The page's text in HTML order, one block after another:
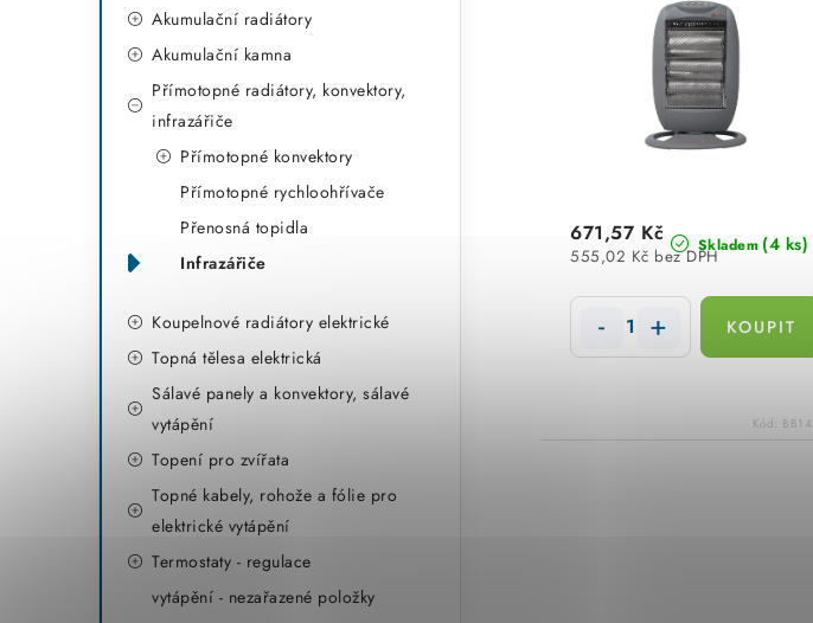
Akumulační radiátory
Akumulační kamna
Přímotopné radiátory, konvektory,
infrazářiče
Přímotopné konvektory
Přímotopné rychloohřívače
Přenosná topidla
Infrazářiče
Koupelnové radiátory elektrické
Topná tělesa elektrická
Sálavé panely a konvektory, sálavé
vytápění
Topení pro zvířata
Topné kabely, rohože a fólie pro
elektrické vytápění
Termostaty - regulace
vytápění - nezařazené položky
í
p
r
o
u
k
t
Skladem (4 ks)
555,02 Kč bez DPH
671,57 Kč
Kód: